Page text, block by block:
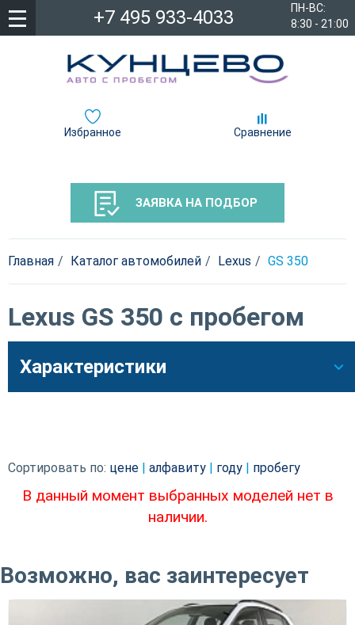
ПН-ВС:
8:30 - 21:00
+7 495 933-4033
Избранное Сравнение
ЗАЯВКА НА ПОДБОР
Главная Каталог автомобилей Lexus GS 350
Lexus GS 350 с пробегом
Характеристики
Сортировать по: цене алфавиту году пробегу
В данный момент выбранных моделей нет в
наличии.
Возможно, вас заинтересует